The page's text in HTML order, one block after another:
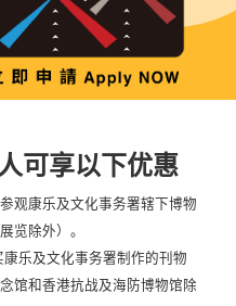
可享以下优惠
观康乐及文化事务署辖下博物
览除外）。
乐及文化事务署制作的刊物
馆和香港抗战及海防博物馆除